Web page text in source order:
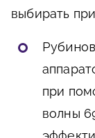
выбирать
при
волны